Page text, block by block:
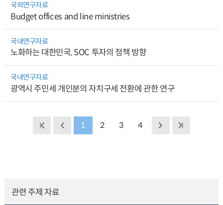
국외연구자료
Budget offices and line ministries
국내연구자료
노화하는 대한민국, SOC 투자의 정책 방향
국내연구자료
광역시 주민세 개인분의 자치구세 전환에 관한 연구
1 2 3 4
관련 주제 자료